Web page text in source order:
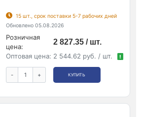
15 шт., срок поставки 5-7 рабочих дней
Обновлено 05.08.2026
Розничная
цена:
2 827.35 / шт.
Оптовая цена: 2 544.62 руб. / шт. !
- + КУПИТЬ